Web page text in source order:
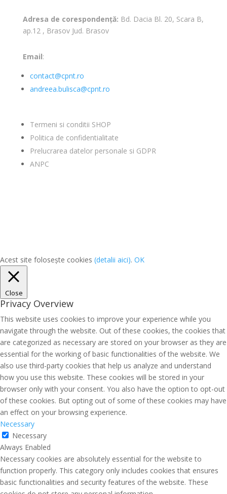
Adresa de corespondență: Bd. Dacia Bl. 20, Scara B,
ap.12 , Brasov Jud. Brasov
Email:
contact@cpnt.ro
andreea.bulisca@cpnt.ro
Termeni si conditii SHOP
Politica de confidentialitate
Prelucrarea datelor personale si GDPR
ANPC
Acest site folosește cookies (detalii aici). OK
Close
Privacy Overview
This website uses cookies to improve your experience while you
navigate through the website. Out of these cookies, the cookies that
are categorized as necessary are stored on your browser as they are
essential for the working of basic functionalities of the website. We
also use third-party cookies that help us analyze and understand
how you use this website. These cookies will be stored in your
browser only with your consent. You also have the option to opt-out
of these cookies. But opting out of some of these cookies may have
an effect on your browsing experience.
Necessary
Necessary
Always Enabled
Necessary cookies are absolutely essential for the website to
function properly. This category only includes cookies that ensures
basic functionalities and security features of the website. These